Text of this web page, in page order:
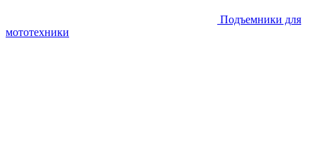
Подъемники для
мототехники